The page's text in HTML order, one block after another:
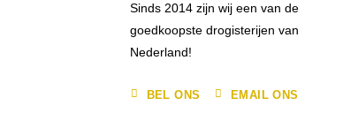
Sinds 2014 zijn wij een van de
goedkoopste drogisterijen van
Nederland!
BEL ONS EMAIL ONS